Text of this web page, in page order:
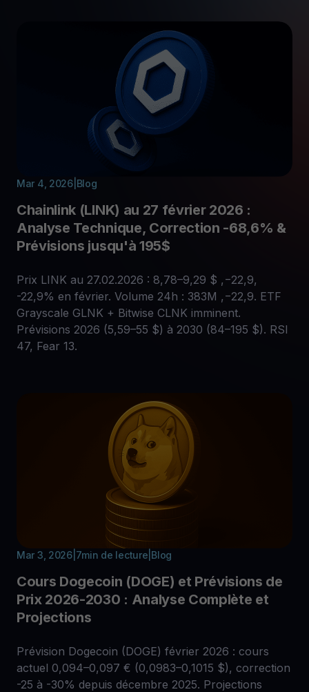
Mar 4, 2026| Blog
Chainlink (LINK) au 27 février 2026 :
Analyse Technique, Correction -68,6% &
Prévisions jusqu'à 195$
Prix LINK au 27.02.2026 : 8,78–9,29 $ ,−22,9,
-22,9% en février. Volume 24h : 383M ,−22,9. ETF
Grayscale GLNK + Bitwise CLNK imminent.
Prévisions 2026 (5,59–55 $) à 2030 (84–195 $). RSI
47, Fear 13.
Mar 3, 2026| 7min de lecture Blog
Cours Dogecoin (DOGE) et Prévisions de
Prix 2026-2030 : Analyse Complète et
Projections
Prévision Dogecoin (DOGE) février 2026 : cours
actuel 0,094–0,097 € (0,0983–0,1015 $), correction
-25 à -30% depuis décembre 2025. Projections